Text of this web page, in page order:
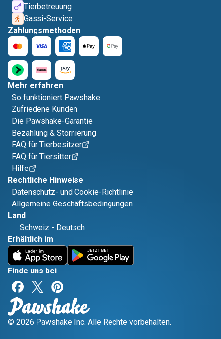
Tierbetreuung
Gassi-Service
Zahlungsmethoden
Mehr erfahren
So funktioniert Pawshake
Zufriedene Kunden
Die Pawshake-Garantie
Bezahlung & Stornierung
FAQ für Tierbesitzer
FAQ für Tiersitter
Hilfe
Rechtliche Hinweise
Datenschutz- und Cookie-Richtlinie
Allgemeine Geschäftsbedingungen
Land
Schweiz - Deutsch
Erhältlich im
Finde uns bei
© 2026 Pawshake Inc. Alle Rechte vorbehalten.